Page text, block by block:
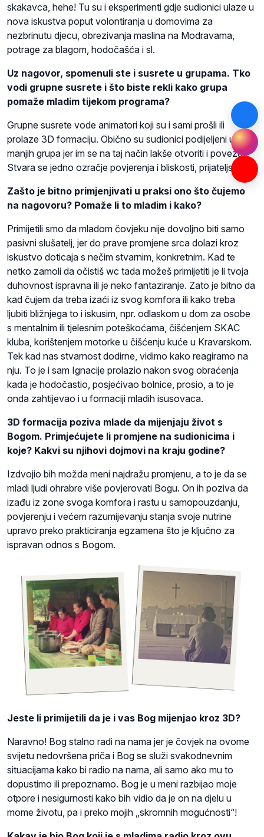
skakavca, hehe! Tu su i eksperimenti gdje sudionici ulaze u
nova iskustva poput volontiranja u domovima za
nezbrinutu djecu, obrezivanja maslina na Modravama,
potrage za blagom, hodočašća i sl.
Uz nagovor, spomenuli ste i susrete u grupama. Tko
vodi grupne susrete i što biste rekli kako grupa
pomaže mladim tijekom programa?
Grupne susrete vode animatori koji su i sami prošli ili
prolaze 3D formaciju. Obično su sudionici podijeljeni u više
manjih grupa jer im se na taj način lakše otvoriti i povezat.
Stvara se jedno ozračje povjerenja i bliskosti, prijateljstva.
Zašto je bitno primjenjivati u praksi ono što čujemo
na nagovoru? Pomaže li to mladim i kako?
Primijetili smo da mladom čovjeku nije dovoljno biti samo
pasivni slušatelj, jer do prave promjene srca dolazi kroz
iskustvo doticaja s nečim stvarnim, konkretnim. Kad te
netko zamoli da očistiš wc tada možeš primijetiti je li tvoja
duhovnost ispravna ili je neko fantaziranje. Zato je bitno da
kad čujem da treba izaći iz svog komfora ili kako treba
ljubiti bližnjega to i iskusim, npr. odlaskom u dom za osobe
s mentalnim ili tjelesnim poteškoćama, čišćenjem SKAC
kluba, korištenjem motorke u čišćenju kuće u Kravarskom.
Tek kad nas stvarnost dodirne, vidimo kako reagiramo na
nju. To je i sam Ignacije prolazio nakon svog obraćenja
kada je hodočastio, posjećivao bolnice, prosio, a to je
onda zahtijevao i u formaciji mladih isusovaca.
3D formacija poziva mlade da mijenjaju život s
Bogom. Primjećujete li promjene na sudionicima i
koje? Kakvi su njihovi dojmovi na kraju godine?
Izdvojio bih možda meni najdražu promjenu, a to je da se
mladi ljudi ohrabre više povjerovati Bogu. On ih poziva da
izađu iz zone svoga komfora i rastu u samopouzdanju,
povjerenju i većem razumijevanju stanja svoje nutrine
upravo preko prakticiranja egzamena što je ključno za
ispravan odnos s Bogom.
Jeste li primijetili da je i vas Bog mijenjao kroz 3D?
Naravno! Bog stalno radi na nama jer je čovjek na ovome
svijetu nedovršena priča i Bog se služi svakodnevnim
situacijama kako bi radio na nama, ali samo ako mu to
dopustimo ili prepoznamo. Bog je u meni razbijao moje
otpore i nesigurnosti kako bih vidio da je on na djelu u
mome životu, pa i preko mojih „skromnih mogućnosti“!